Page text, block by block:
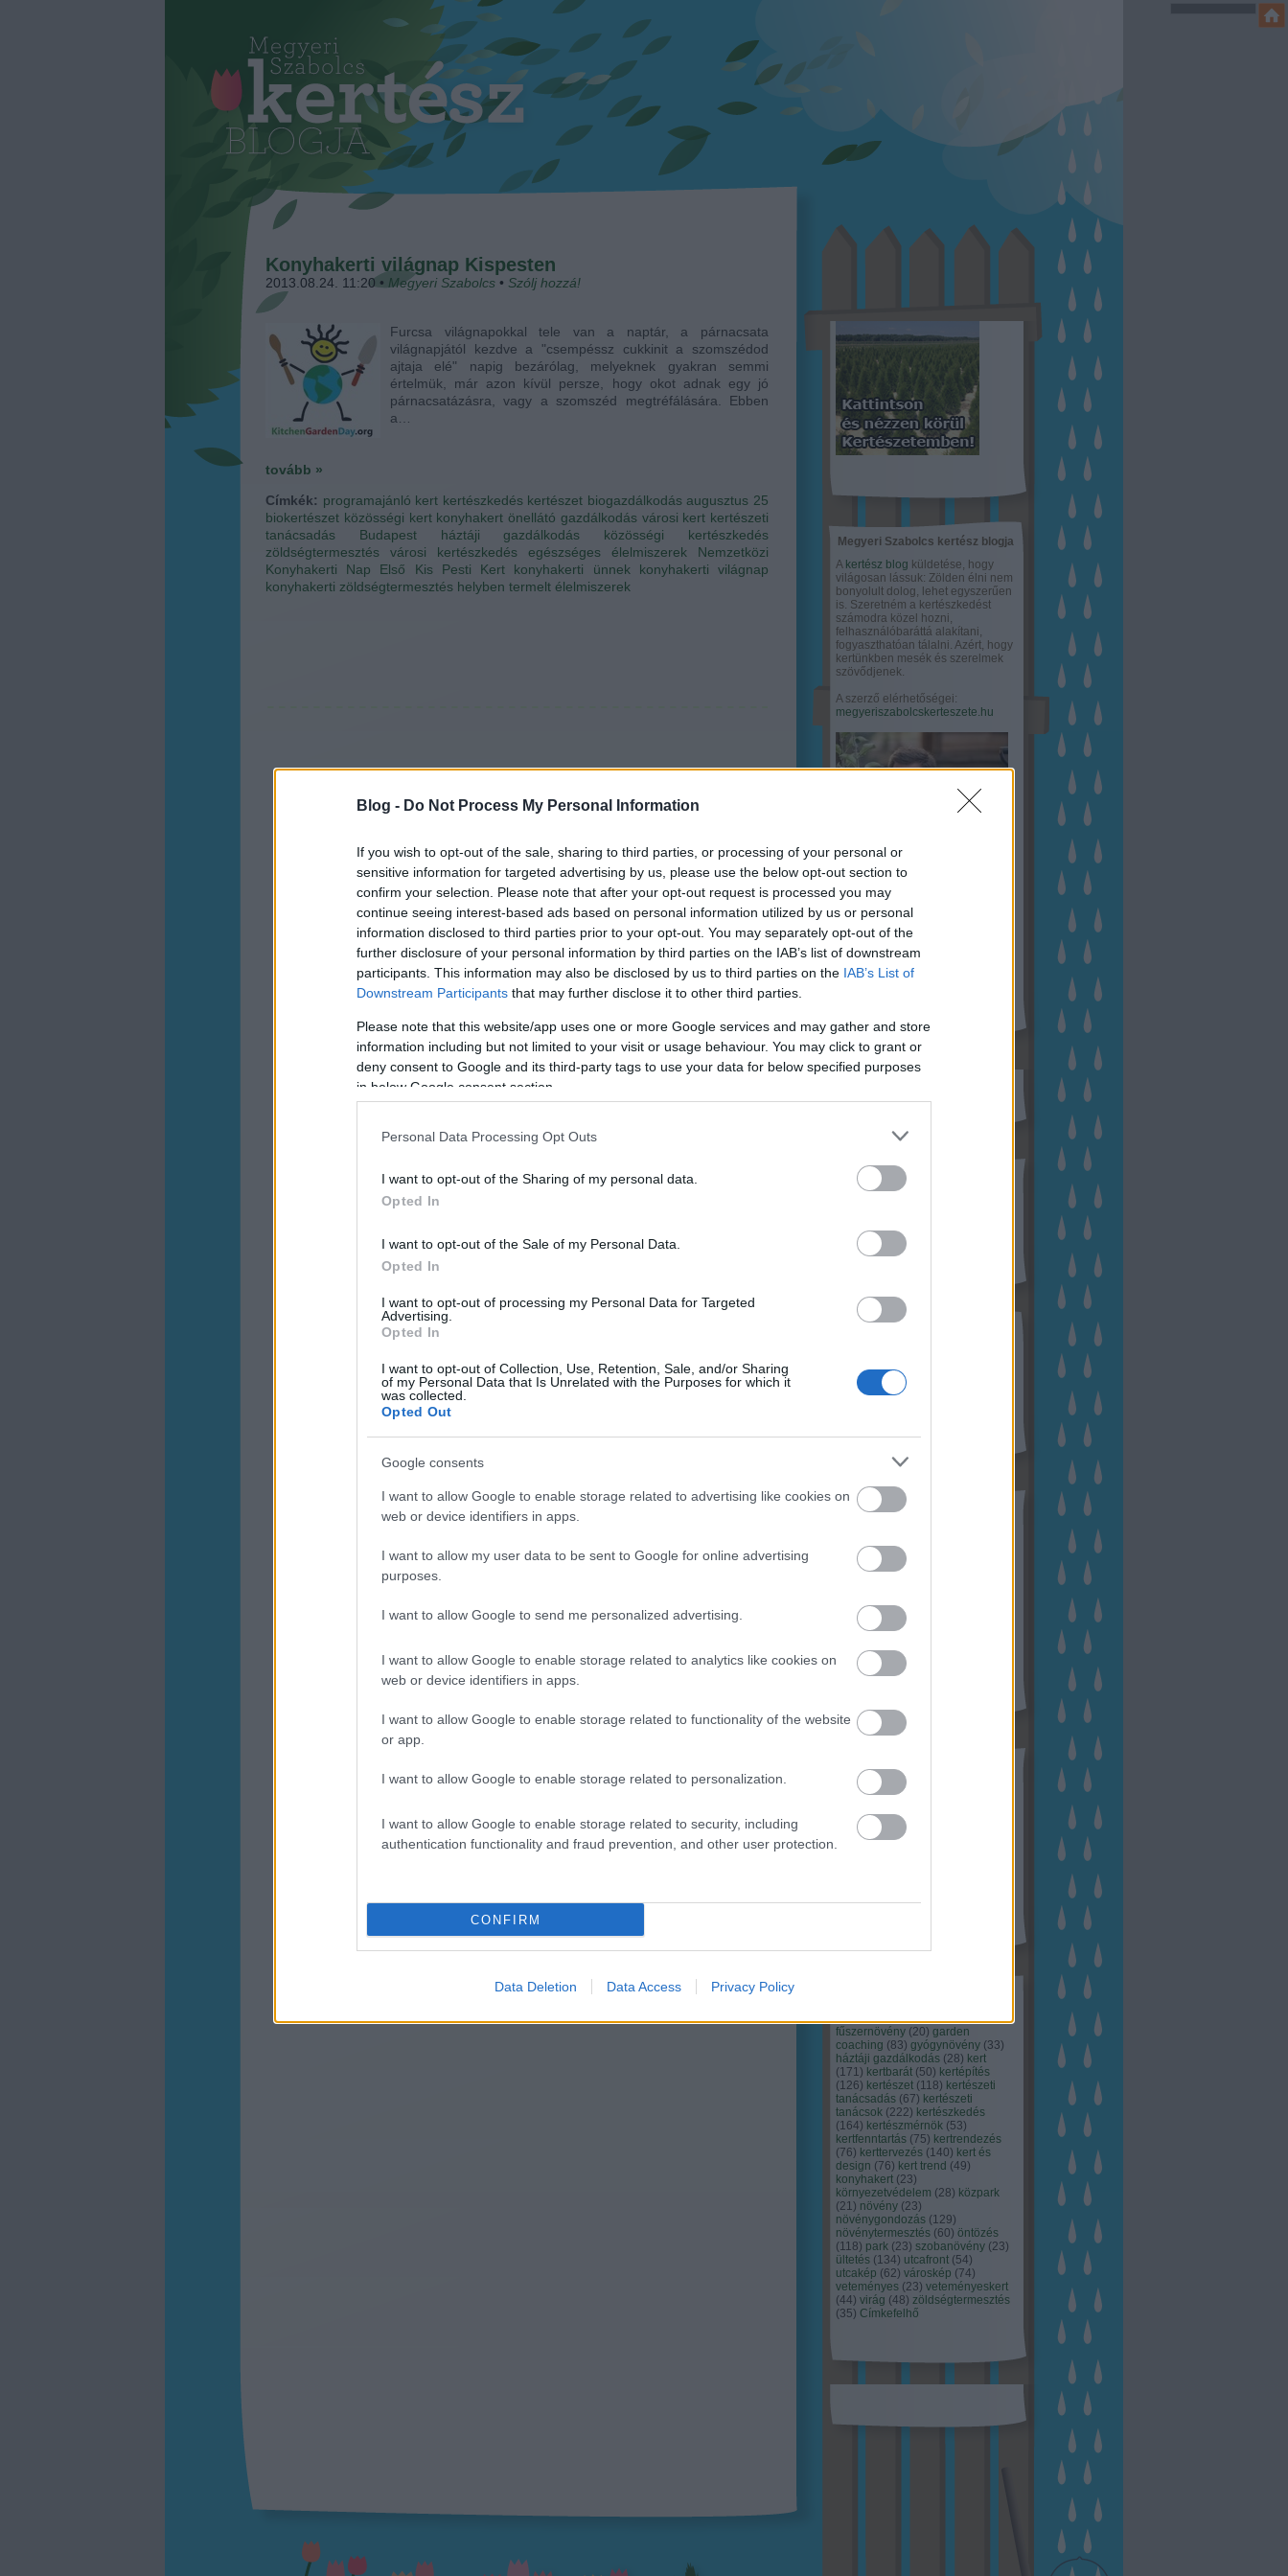
Blog - Do Not Process My Personal Information
If you wish to opt-out of the sale, sharing to third parties, or processing of your personal or
sensitive information for targeted advertising by us, please use the below opt-out section to
confirm your selection. Please note that after your opt-out request is processed you may
continue seeing interest-based ads based on personal information utilized by us or personal
information disclosed to third parties prior to your opt-out. You may separately opt-out of the
further disclosure of your personal information by third parties on the IAB’s list of downstream
participants. This information may also be disclosed by us to third parties on the IAB’s List of
Downstream Participants that may further disclose it to other third parties.
Please note that this website/app uses one or more Google services and may gather and store
information including but not limited to your visit or usage behaviour. You may click to grant or
deny consent to Google and its third-party tags to use your data for below specified purposes
in below Google consent section.
Personal Data Processing Opt Outs
I want to opt-out of the Sharing of my personal data.
Opted In
I want to opt-out of the Sale of my Personal Data.
Opted In
I want to opt-out of processing my Personal Data for Targeted
Advertising.
Opted In
I want to opt-out of Collection, Use, Retention, Sale, and/or Sharing
of my Personal Data that Is Unrelated with the Purposes for which it
was collected.
Opted Out
Google consents
I want to allow Google to enable storage related to advertising like cookies on
web or device identifiers in apps.
I want to allow my user data to be sent to Google for online advertising
purposes.
I want to allow Google to send me personalized advertising.
I want to allow Google to enable storage related to analytics like cookies on
web or device identifiers in apps.
I want to allow Google to enable storage related to functionality of the website
or app.
I want to allow Google to enable storage related to personalization.
I want to allow Google to enable storage related to security, including
authentication functionality and fraud prevention, and other user protection.
CONFIRM
Data Deletion Data Access Privacy Policy
Konyhakerti világnap Kispesten
2013.08.24. 11:20 • Megyeri Szabolcs • Szólj hozzá!
Furcsa világnapokkal tele van a naptár, a párnacsata
világnapjától kezdve a "csempéssz cukkinit a szomszédod
ajtaja elé" napig bezárólag, melyeknek gyakran semmi
értelmük, már azon kívül persze, hogy okot adnak egy jó
párnacsatázásra, vagy a szomszéd megtréfálására. Ebben
a…
tovább »
Címkék: programajánló kert kertészkedés kertészet biogazdálkodás augusztus 25
biokertészet közösségi kert konyhakert önellátó gazdálkodás városi kert kertészeti
tanácsadás
Budapest háztáji gazdálkodás
közösségi kertészkedés
zöldségtermesztés
városi kertészkedés egészséges élelmiszerek
Nemzetközi
Konyhakerti Nap
Első Kis Pesti Kert konyhakerti ünnek
konyhakerti világnap
konyhakerti zöldségtermesztés helyben termelt élelmiszerek
Megyeri Szabolcs kertész blogja
A kertész blog küldetése, hogy
világosan lássuk: Zölden élni nem
bonyolult dolog, lehet egyszerűen
is. Szeretném a kertészkedést
számodra közel hozni,
felhasználóbaráttá alakítani,
fogyaszthatóan tálalni. Azért, hogy
kertünkben mesék és szerelmek
szövődjenek.
A szerző elérhetőségei:
megyeriszabolcskerteszete.hu
Kövessen Facebookon
Keresés
Kertészete
Hírlevél feliratkozás
Youtube csatornám
Archívum
2022 október
2022 szeptember
2022 augusztus
2022 április
(3
2021 december
2021 augusztus
Tovább
...
Budapest (45) dísznövény (116)
fűszernövény (20) garden
coaching (83) gyógynövény (33)
háztáji gazdálkodás (28) kert
(171) kertbarát (50) kertépítés
(126) kertészet (118) kertészeti
tanácsadás (67) kertészeti
tanácsok (222) kertészkedés
(164) kertészmérnök (53)
kertfenntartás (75) kertrendezés
(76) kerttervezés (140) kert és
design (76) kert trend (49)
konyhakert (23)
környezetvédelem (28) közpark
(21) növény (23)
növénygondozás (129)
növénytermesztés (60) öntözés
(118) park (23) szobanövény (23)
ültetés (134) utcafront (54)
utcakép (62) városkép (74)
veteményes (23) veteményeskert
(44) virág (48) zöldségtermesztés
(35) Címkefelhő